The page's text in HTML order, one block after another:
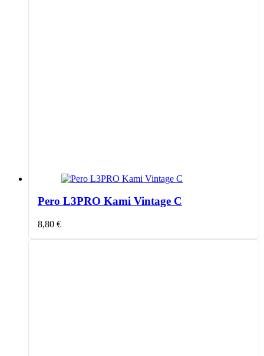
Pero L3PRO Kami Vintage C
8,80 €